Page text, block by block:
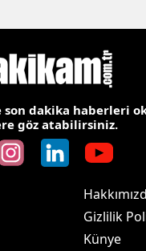
son dakika haberleri
göz atabilirsiniz.
Gizlilik
Künye